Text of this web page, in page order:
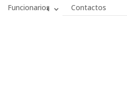
Funcionarios
Contactos